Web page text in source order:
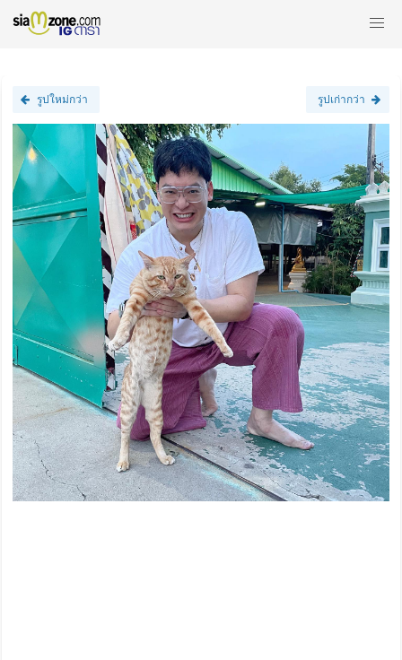
รูปใหม่กว่า รูปเก่ากว่า